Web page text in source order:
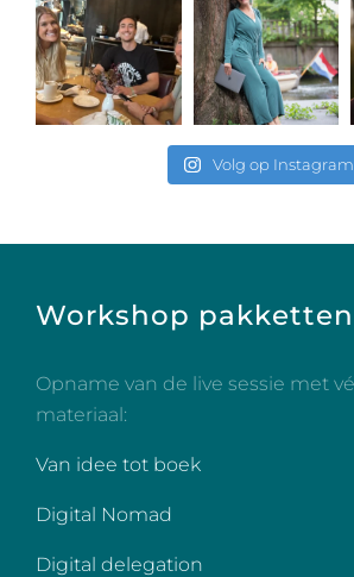
Volg op Instagram
Workshop pakketten
Opname van de live sessie met
materiaal:
Van idee tot boek
Digital Nomad
Digital delegation